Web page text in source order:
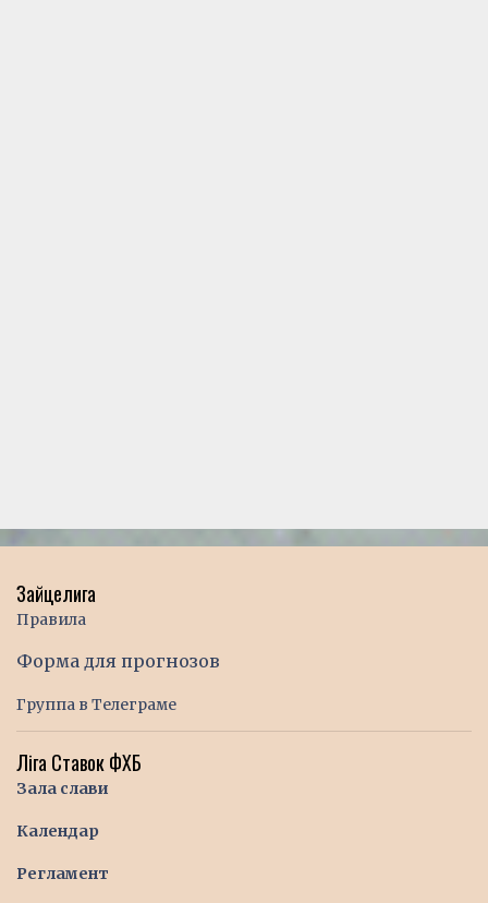
Зайцелига
Правила
Форма для прогнозов
Группа в Телеграме
Ліга Ставок ФХБ
Зала слави
Календар
Регламент